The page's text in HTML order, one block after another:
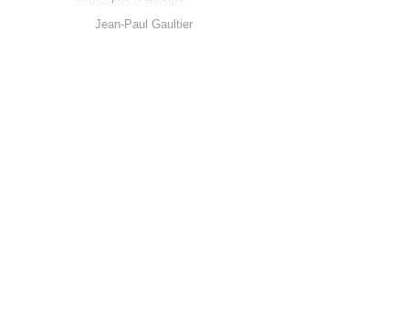
Jean-Рaul Gaultier